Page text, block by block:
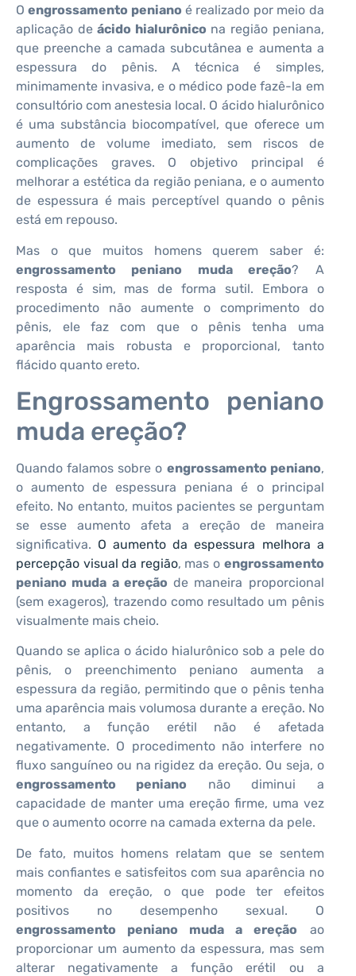
Oengrossamento peniano é realizado por meio da
aplicação deácido hialurônico na região peniana,
que preenche a camada subcutânea e aumenta a
espessura do pênis. A técnica é simples,
minimamente invasiva, e o médico pode fazê-la em
consultório com anestesia local. O ácido hialurônico
é uma substância biocompatível, que oferece um
aumento de volume imediato, sem riscos de
complicações graves. O objetivo principal é
melhorar a estética da região peniana, e o aumento
de espessura é mais perceptível quando o pênis
está em repouso.
Mas o que muitos homens querem saber é:
engrossamento peniano muda ereção? A
resposta é sim, mas de forma sutil. Embora o
procedimento não aumente o comprimento do
pênis, ele faz com que o pênis tenha uma
aparência mais robusta e proporcional, tanto
flácido quanto ereto.
Engrossamento peniano
muda ereção?
Quando falamos sobre o engrossamento peniano,
o aumento de espessura peniana é o principal
efeito. No entanto, muitos pacientes se perguntam
se esse aumento afeta a ereção de maneira
significativa. O aumento da espessura melhora a
percepção visual da região, mas o engrossamento
peniano muda a ereção de maneira proporcional
(sem exageros), trazendo como resultado um pênis
visualmente mais cheio.
Quando se aplica o ácido hialurônico sob a pele do
pênis, o preenchimento peniano aumenta a
espessura da região, permitindo que o pênis tenha
uma aparência mais volumosa durante a ereção. No
entanto, a função erétil não é afetada
negativamente. O procedimento não interfere no
fluxo sanguíneo ou na rigidez da ereção. Ou seja, o
engrossamento peniano não diminui a
capacidade de manter uma ereção firme, uma vez
que o aumento ocorre na camada externa da pele.
De fato, muitos homens relatam que se sentem
mais confiantes e satisfeitos com sua aparência no
momento da ereção, o que pode ter efeitos
positivos no desempenho sexual. O
engrossamento peniano muda a ereção ao
proporcionar um aumento da espessura, mas sem
alterar negativamente a função erétil ou a